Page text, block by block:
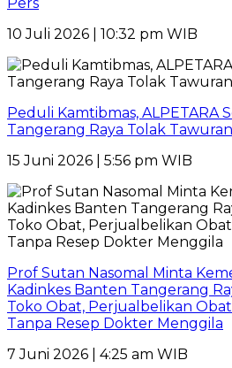
10 Juli 2026 | 10:32 pm WIB
Peduli Kamtibmas, ALPETARA
Tangerang Raya Tolak
15 Juni 2026 | 5:56 pm WIB
Prof Sutan Nasomal Minta
Kadinkes Banten Tangerang
Toko Obat, Perjualbelikan
Tanpa Resep Dokter Menggila
7 Juni 2026 | 4:25 am WIB